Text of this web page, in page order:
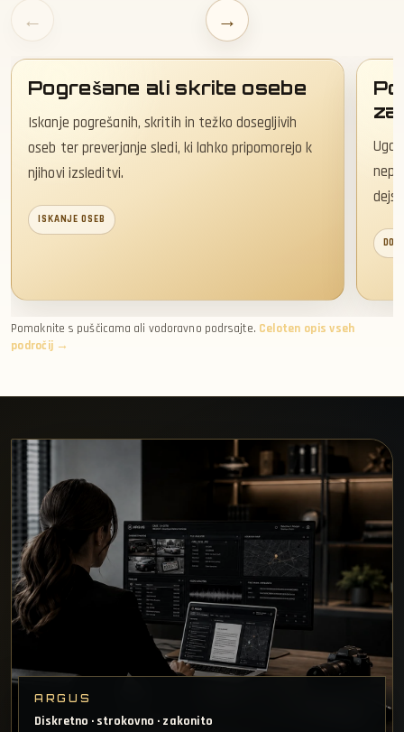
← →
Pogrešane ali skrite osebe
Iskanje pogrešanih, skritih in težko dosegljivih
oseb ter preverjanje sledi, ki lahko pripomorejo k
njihovi izsleditvi.
ISKANJE OSEB
Pomaknite s puščicama ali vodoravno podrsajte. Celoten opis vseh
področij →
ARGUS
Diskretno · strokovno · zakonito